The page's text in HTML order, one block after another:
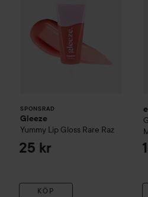
SPONSRAD
Gleeze
Yummy Lip Gloss Rare Raz
25 kr
KÖP